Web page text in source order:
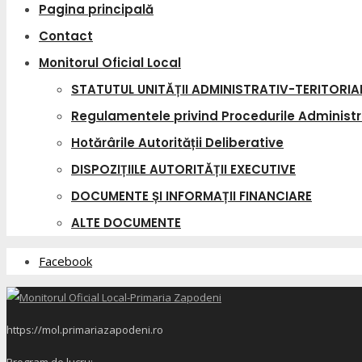
Pagina principală
Contact
Monitorul Oficial Local
STATUTUL UNITĂȚII ADMINISTRATIV-
Regulamentele privind Procedurile
Hotărârile Autorității Deliberative
DISPOZIȚIILE AUTORITĂȚII EXECUTIVE
DOCUMENTE ȘI INFORMAȚII FINANCIARE
ALTE DOCUMENTE
Facebook
https://mol.primariazapodeni.ro